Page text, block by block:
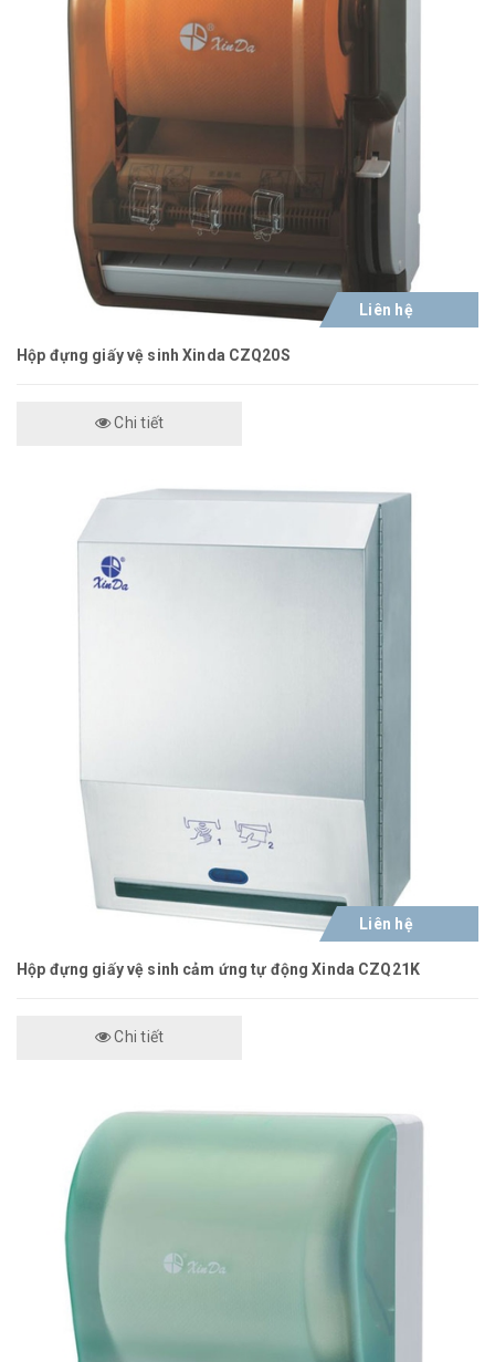
Liên hệ
Hộp đựng giấy vệ sinh Xinda CZQ20S
Chi tiết
Liên hệ
Hộp đựng giấy vệ sinh cảm ứng tự động Xinda CZQ21K
Chi tiết